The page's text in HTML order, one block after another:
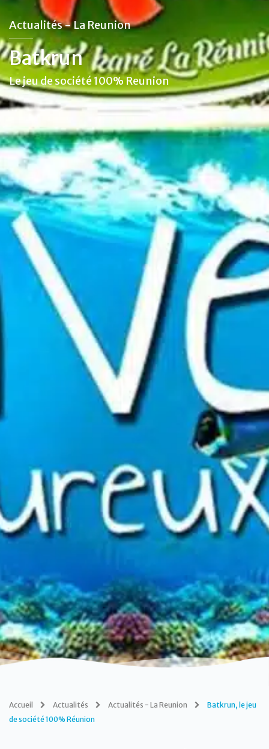
Actualités - La Reunion
Batkrun
Le jeu de société 100% Reunion
Accueil Actualités Actualités - La Reunion
Batkrun, le jeu
de société 100% Réunion